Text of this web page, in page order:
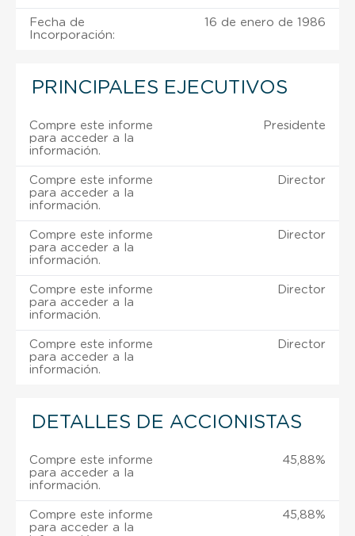
Fecha de
Incorporación:
16 de enero de 1986
PRINCIPALES EJECUTIVOS
Compre este informe
para acceder a la
información.
Presidente
Compre este informe
para acceder a la
información.
Director
Compre este informe
para acceder a la
información.
Director
Compre este informe
para acceder a la
información.
Director
Compre este informe
para acceder a la
información.
Director
DETALLES DE ACCIONISTAS
Compre este informe
para acceder a la
información.
45,88%
Compre este informe
para acceder a la
45,88%